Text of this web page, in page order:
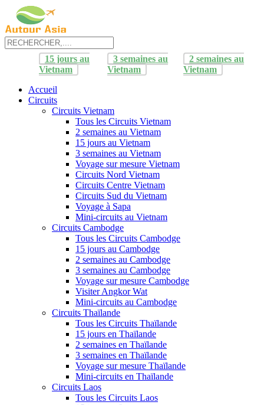
15 jours au
Vietnam
3 semaines au
Vietnam
2 semaines au
Vietnam
Accueil
Circuits
Circuits Vietnam
Tous les Circuits Vietnam
2 semaines au Vietnam
15 jours au Vietnam
3 semaines au Vietnam
Voyage sur mesure Vietnam
Circuits Nord Vietnam
Circuits Centre Vietnam
Circuits Sud du Vietnam
Voyage à Sapa
Mini-circuits au Vietnam
Circuits Cambodge
Tous les Circuits Cambodge
15 jours au Cambodge
2 semaines au Cambodge
3 semaines au Cambodge
Voyage sur mesure Cambodge
Visiter Angkor Wat
Mini-circuits au Cambodge
Circuits Thaïlande
Tous les Circuits Thaïlande
15 jours en Thaïlande
2 semaines en Thaïlande
3 semaines en Thaïlande
Voyage sur mesure Thaïlande
Mini-circuits en Thaïlande
Circuits Laos
Tous les Circuits Laos